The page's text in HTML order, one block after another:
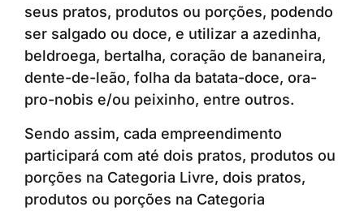
seus pratos, produtos ou porções, podendo
ser salgado ou doce, e utilizar a azedinha,
beldroega, bertalha, coração de bananeira,
dente-de-leão, folha da batata-doce, ora-
pro-nobis e/ou peixinho, entre outros.
Sendo assim, cada empreendimento
participará com até dois pratos, produtos ou
porções na Categoria Livre, dois pratos,
produtos ou porções na Categoria